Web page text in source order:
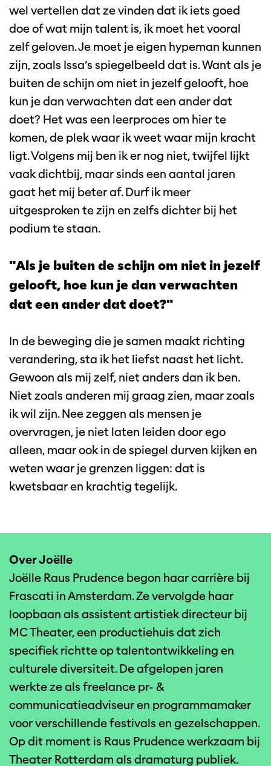
wel vertellen dat ze vinden dat ik iets goed
doe of wat mijn talent is, ik moet het vooral
zelf geloven. Je moet je eigen hypeman kunnen
zijn, zoals Issa’s spiegelbeeld dat is. Want als je
buiten de schijn om niet in jezelf gelooft, hoe
kun je dan verwachten dat een ander dat
doet? Het was een leerproces om hier te
komen, de plek waar ik weet waar mijn kracht
ligt. Volgens mij ben ik er nog niet, twijfel lijkt
vaak dichtbij, maar sinds een aantal jaren
gaat het mij beter af. Durf ik meer
uitgesproken te zijn en zelfs dichter bij het
podium te staan.
"Als je buiten de schijn om niet in jezelf
gelooft, hoe kun je dan verwachten
dat een ander dat doet?"
In de beweging die je samen maakt richting
verandering, sta ik het liefst naast het licht.
Gewoon als mij zelf, niet anders dan ik ben.
Niet zoals anderen mij graag zien, maar zoals
ik wil zijn. Nee zeggen als mensen je
overvragen, je niet laten leiden door ego
alleen, maar ook in de spiegel durven kijken en
weten waar je grenzen liggen: dat is
kwetsbaar en krachtig tegelijk.
Over Joëlle
Joëlle Raus Prudence begon haar carrière bij
Frascati in Amsterdam. Ze vervolgde haar
loopbaan als assistent artistiek directeur bij
MC Theater, een productiehuis dat zich
specifiek richtte op talentontwikkeling en
culturele diversiteit. De afgelopen jaren
werkte ze als freelance pr- &
communicatieadviseur en programmamaker
voor verschillende festivals en gezelschappen.
Op dit moment is Raus Prudence werkzaam bij
Theater Rotterdam als dramaturg publiek.